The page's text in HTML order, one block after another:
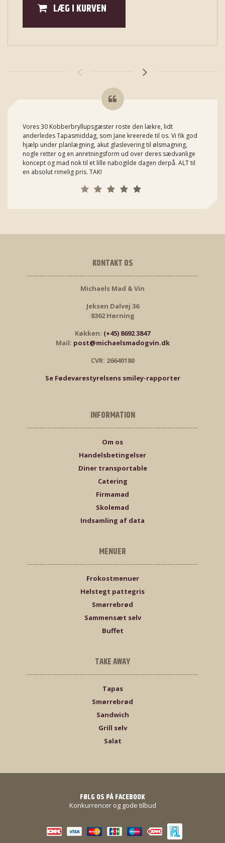
LÆG I KURVEN
Vores 30 Kobberbryllupsgæster roste den lækre, lidt
anderledes Tapasmiddag, som Jane kreerede til os. Vi fik god
hjælp under planlægning, akut glaslevering til ølsmagning,
nogle retter og en anretningsform ud over deres sædvanlige
koncept og mad nok til et lille nabogilde dagen derpå. ALT til
en absolut rimelig pris. TAK!
KONTAKT OS
Michaels Mad & Vin
Jeksen Dalvej 36
8362 Hørning
Køkken: (+45) 8692 3847
Mail: post@michaelsmadogvin.dk
CVR: 26640180
Se Fødevarestyrelsens smiley-rapporter
INFORMATION
Om os
Handelsbetingelser
Diner transportable
Catering
Firmamad
Skolemad
Indsamling af data
MENUER
Frokostmenuer
Helstegt pattegris
Smørrebrød
Sammensæt selv
Buffet
TAKE AWAY
Tapas
Smørrebrød
Sandwich
Grill selv
Salat
FØLG OS PÅ FACEBOOK
Konkurrencer og gode tilbud